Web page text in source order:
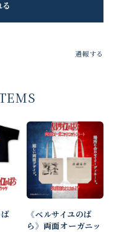
通報する
《ベルサイユのば
ら》両面オーガニッ